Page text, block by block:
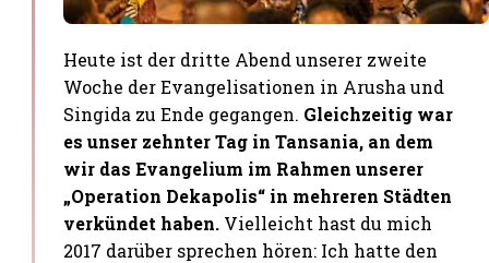
Heute ist der dritte Abend unserer zweite
Woche der Evangelisationen in Arusha und
Singida zu Ende gegangen. Gleichzeitig war
es unser zehnter Tag in Tansania, an dem
wir das Evangelium im Rahmen unserer
„Operation Dekapolis“ in mehreren Städten
verkündet haben. Vielleicht hast du mich
2017 darüber sprechen hören: Ich hatte den